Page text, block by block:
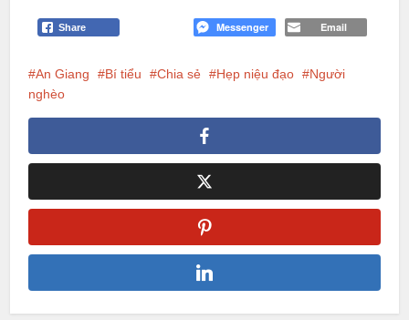
Share Messenger Email
An Giang Bí tiểu Chia sẻ Hẹp niệu đạo
Người
nghèo